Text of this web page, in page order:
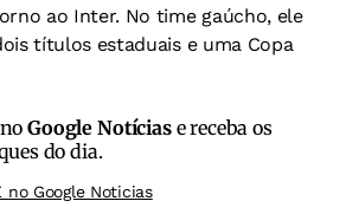
ao Inter. No time gaúcho, ele
títulos estaduais e uma Copa
noGoogle Notíciase receba os
do dia.
no Google Noticias